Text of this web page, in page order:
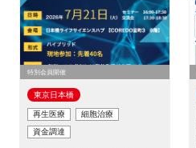
特別会員開催
東京日本橋​
再生医療
細胞治療
資金調達